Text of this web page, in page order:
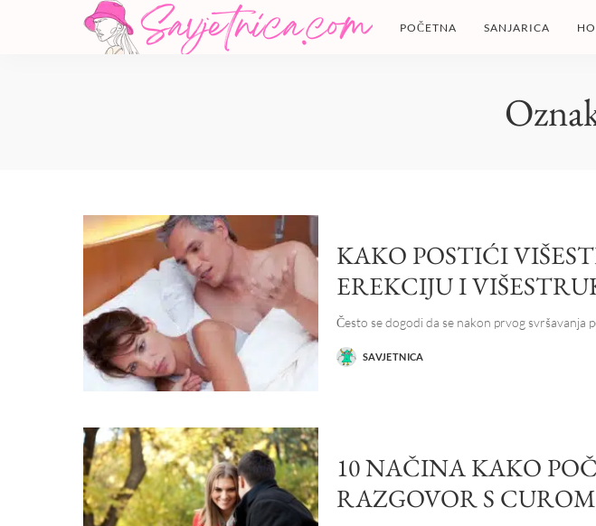
POČETNA SANJARICA
KAKO POSTIĆI
EREKCIJU I
Često se dogodi da se nakon prvog svršavanja
POSTED
BY
SAVJETNICA
10 NAČINA KAKO
RAZGOVOR S CUROM